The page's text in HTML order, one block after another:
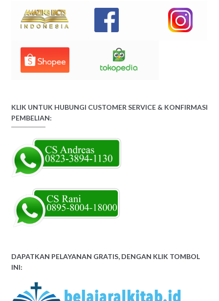
KLIK UNTUK HUBUNGI CUSTOMER SERVICE & KONFIRMASI
PEMBELIAN:
DAPATKAN PELAYANAN GRATIS, DENGAN KLIK TOMBOL
INI: